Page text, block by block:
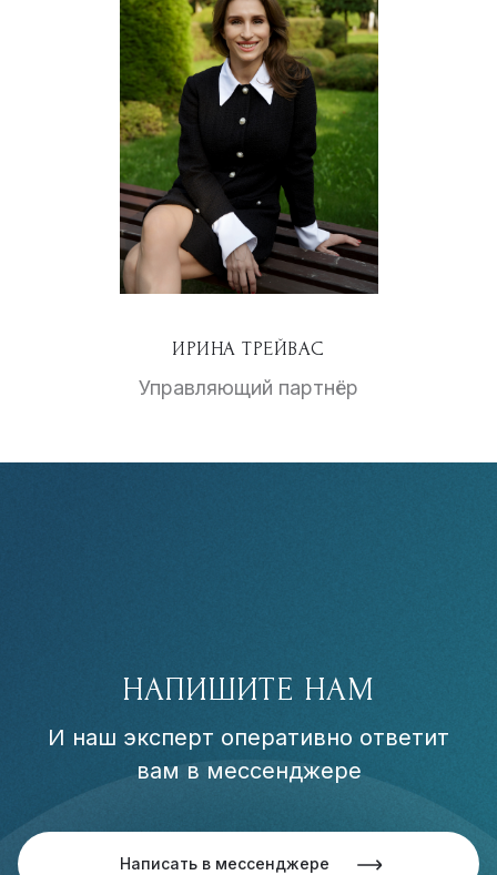
ИРИНА ТРЕЙВАС
Управляющий партнёр
НАПИШИТЕ НАМ
И наш эксперт оперативно ответит
вам в мессенджере
Написать в мессенджере